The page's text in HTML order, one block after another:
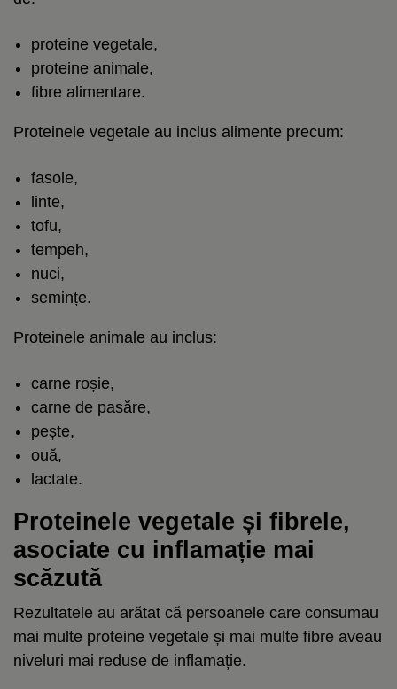
proteine vegetale,
proteine animale,
fibre alimentare.
Proteinele vegetale au inclus alimente precum:
fasole,
linte,
tofu,
tempeh,
nuci,
semințe.
Proteinele animale au inclus:
carne roșie,
carne de pasăre,
pește,
ouă,
lactate.
Proteinele vegetale și fibrele,
asociate cu inflamație mai
scăzută
Rezultatele au arătat că persoanele care consumau
mai multe proteine vegetale și mai multe fibre aveau
niveluri mai reduse de inflamație.